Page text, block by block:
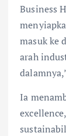
Business
masuk ke
arah
Ia